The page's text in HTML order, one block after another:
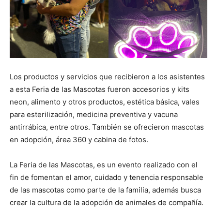
Los productos y servicios que recibieron a los asistentes
a esta Feria de las Mascotas fueron accesorios y kits
neon, alimento y otros productos, estética básica, vales
para esterilización, medicina preventiva y vacuna
antirrábica, entre otros. También se ofrecieron mascotas
en adopción, área 360 y cabina de fotos.
La Feria de las Mascotas, es un evento realizado con el
fin de fomentan el amor, cuidado y tenencia responsable
de las mascotas como parte de la familia, además busca
crear la cultura de la adopción de animales de compañía.